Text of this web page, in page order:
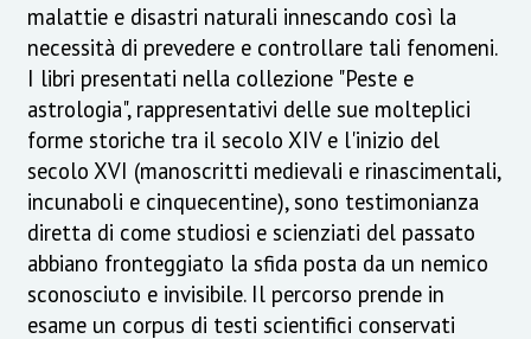
malattie e disastri naturali innescando così la
necessità di prevedere e controllare tali fenomeni.
I libri presentati nella collezione "Peste e
astrologia", rappresentativi delle sue molteplici
forme storiche tra il secolo XIV e l'inizio del
secolo XVI (manoscritti medievali e rinascimentali,
incunaboli e cinquecentine), sono testimonianza
diretta di come studiosi e scienziati del passato
abbiano fronteggiato la sfida posta da un nemico
sconosciuto e invisibile. Il percorso prende in
esame un corpus di testi scientifici conservati